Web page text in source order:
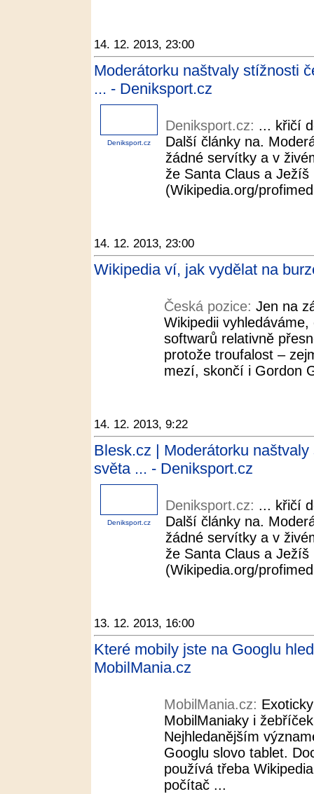
14. 12. 2013, 23:00
Moderátorku naštvaly stížnosti
... - Deniksport.cz
Deniksport.cz
Deniksport.cz: ... křičí
Další články na.
žádné servítky a v
že Santa Claus a Ježíš
(Wikipedia.org/
14. 12. 2013, 23:00
Wikipedia ví, jak vydělat na
Česká pozice: Jen na
Wikipedii
softwarů relativně
protože troufalost –
mezí, skončí i Gordon
14. 12. 2013, 9:22
Blesk.cz | Moderátorku
světa ... - Deniksport.cz
Deniksport.cz
Deniksport.cz: ... křičí
Další články na.
žádné servítky a v
že Santa Claus a Ježíš
(Wikipedia.org/
13. 12. 2013, 16:00
Které mobily jste na Googlu
MobilMania.cz
MobilMania.cz:
MobilManiaky i
Nejhledanějším
Googlu slovo tablet.
používá třeba
počítač ...